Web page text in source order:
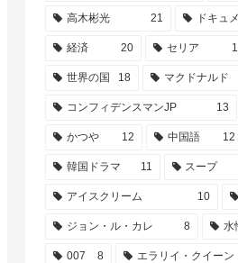
高木彬光 21 ドキュ
経済 20 セリア
世界の国 18 マクドナルド
コンフィデンスマンJP 13
かつや 12 中国語 12
韓国ドラマ 11 スープ
アイスクリーム 10
ジョン・ル・カレ 8 水
007 8 エラリイ・クイーン